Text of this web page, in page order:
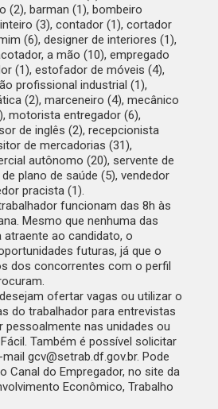
(2), barman (1), bombeiro
(3), contador (1), cortador
(6), designer de interiores (1),
a mão (10), empregado
(1), estofador de móveis (4),
profissional industrial (1),
(2), marceneiro (4), mecânico
motorista entregador (6),
de inglês (2), recepcionista
de mercadorias (31),
autônomo (20), servente de
plano de saúde (5), vendedor
pracista (1).
funcionam das 8h às
Mesmo que nenhuma das
atraente ao candidato, o
futuras, já que o
dos concorrentes com o perfil
ofertar vagas ou utilizar o
do trabalhador para entrevistas
pessoalmente nas unidades ou
Também é possível solicitar
gcv@setrab.df.gov.br. Pode
Canal do Empregador, no site da
Econômico, Trabalho